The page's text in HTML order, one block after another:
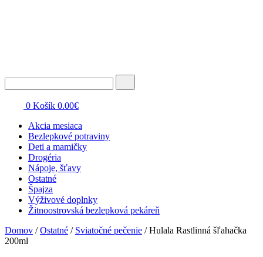
0 Košík 0.00€
Akcia mesiaca
Bezlepkové potraviny
Deti a mamičky
Drogéria
Nápoje, šťavy
Ostatné
Špajza
Výživové doplnky
Žitnoostrovská bezlepková pekáreň
Domov /Ostatné / Sviatočné pečenie / Hulala Rastlinná šľahačka
200ml